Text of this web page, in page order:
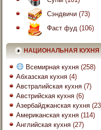
Сэндвичи (73)
Фаст фуд (106)
НАЦИОНАЛЬНАЯ КУХНЯ
Всемирная кухня (258)
Абхазская кухня (4)
Австралийская кухня (7)
Австрийская кухня (6)
Азербайджанская кухня
Американская кухня (114)
Английская кухня (27)